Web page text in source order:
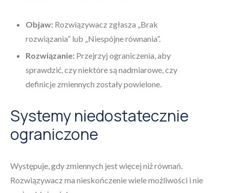
Objaw: Rozwiązywacz zgłasza „Brak
rozwiązania” lub „Niespójne równania”.
Rozwiązanie: Przejrzyj ograniczenia, aby
sprawdzić, czy niektóre są nadmiarowe, czy
definicje zmiennych zostały powielone.
Systemy niedostatecznie
ograniczone
Występuje, gdy zmiennych jest więcej niż równań.
Rozwiązywacz ma nieskończenie wiele możliwości i nie